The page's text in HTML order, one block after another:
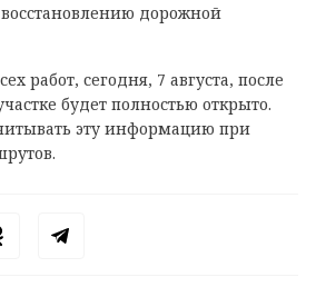
дорожной
работ, сегодня, 7 августа, после
будет полностью открыто.
эту информацию при